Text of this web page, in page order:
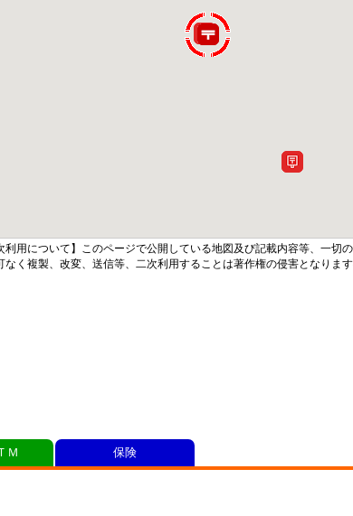
利用について】このページで公開している地図及び記載内容等、一切
なく複製、改変、送信等、二次利用することは著作権の侵害となります
Ｍ 保険